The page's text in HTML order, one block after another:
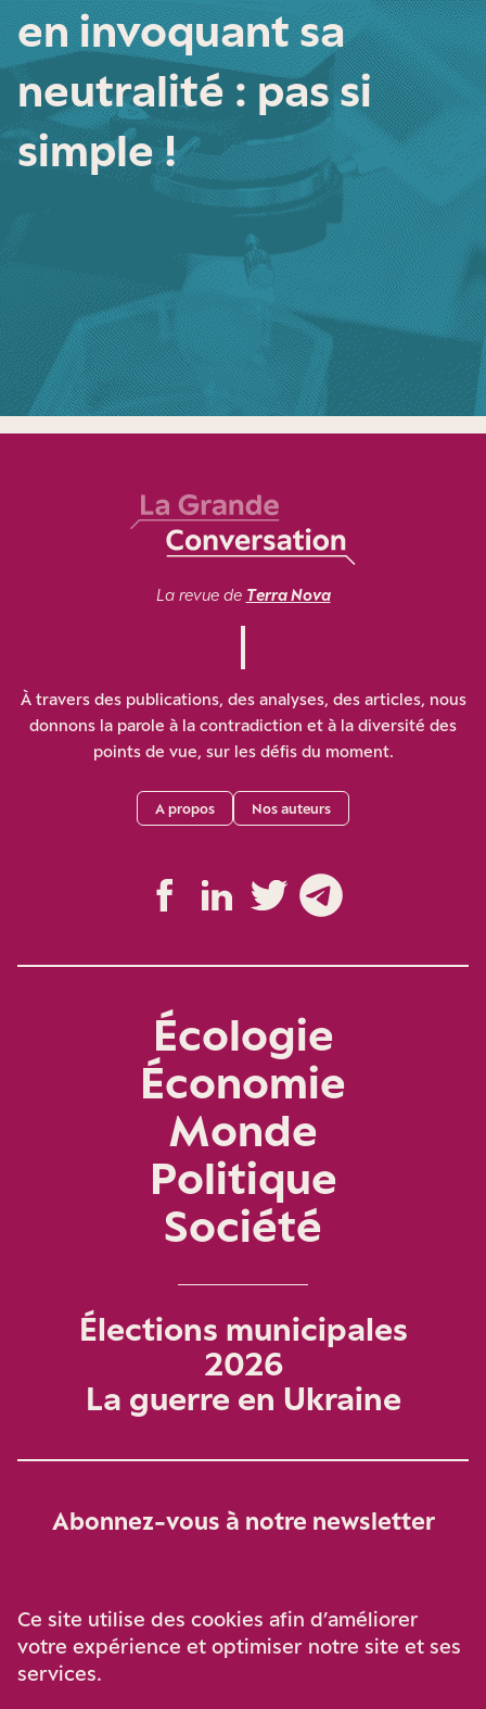
en invoquant sa
neutralité : pas si
simple !
La revue de Terra Nova
À travers des publications, des analyses, des articles, nous
donnons la parole à la contradiction et à la diversité des
points de vue, sur les défis du moment.
A propos Nos auteurs
Écologie
Économie
Monde
Politique
Société
Élections municipales
2026
La guerre en Ukraine
Abonnez-vous à notre newsletter
Ce site utilise des cookies afin d’améliorer
votre expérience et optimiser notre site et ses
services.